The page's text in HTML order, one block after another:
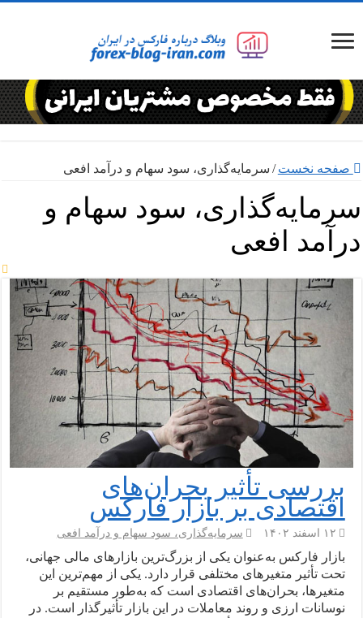
صفحه نخست / سرمایه‌گذاری، سود سهام و درآمد افعی
سرمایه‌گذاری، سود سهام و
درآمد افعی
بررسی تأثیر بحران‌های
اقتصادی بر بازار فارکس
۱۲ اسفند ۱۴۰۲ سرمایه‌گذاری، سود سهام و درآمد افعی
بازار فارکس به‌عنوان یکی از بزرگ‌ترین بازارهای مالی جهانی،
تحت تأثیر متغیرهای مختلفی قرار دارد. یکی از مهم‌ترین این
متغیرها، بحران‌های اقتصادی است که به‌طور مستقیم بر
نوسانات ارزی و روند معاملات در این بازار تأثیرگذار است. در